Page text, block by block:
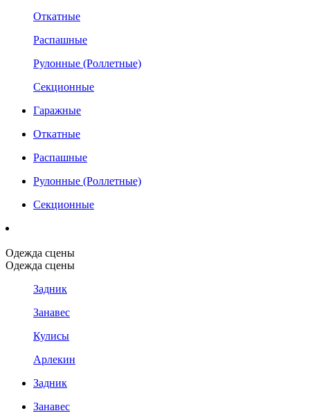
Откатные
Распашные
Рулонные (Роллетные)
Секционные
Гаражные
Откатные
Распашные
Рулонные (Роллетные)
Секционные
Одежда сцены
Одежда сцены
Задник
Занавес
Кулисы
Арлекин
Задник
Занавес